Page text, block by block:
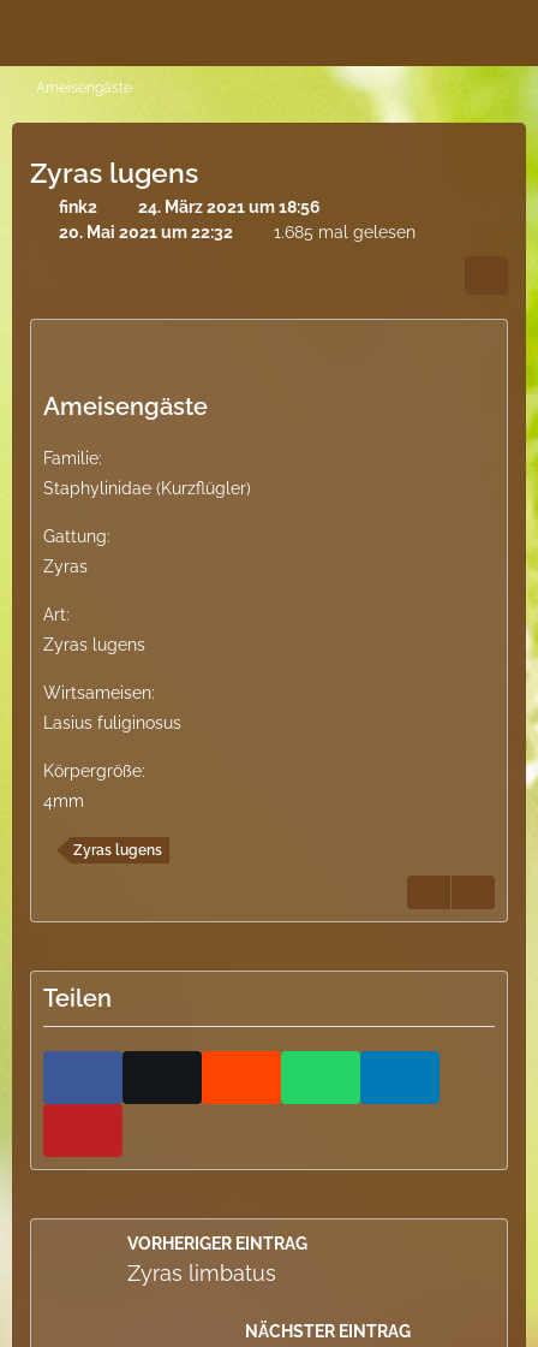
Ameisengäste
Zyras lugens
fink2
24. März 2021 um 18:56
20. Mai 2021 um 22:32
1.685 mal gelesen
Ameisengäste
Familie:
Staphylinidae (Kurzflügler)
Gattung:
Zyras
Art:
Zyras lugens
Wirtsameisen:
Lasius fuliginosus
Körpergröße:
4mm
Zyras lugens
Teilen
VORHERIGER EINTRAG
Zyras limbatus
NÄCHSTER EINTRAG